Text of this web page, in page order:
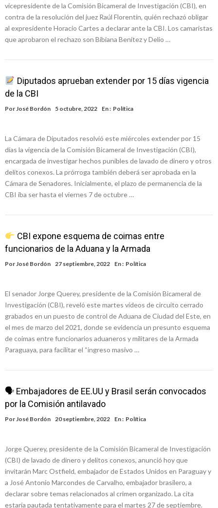
vicepresidente de la Comisión Bicameral de Investigación (CBI), en
contra de la resolución del juez Raúl Florentín, quién rechazó obligar
al expresidente Horacio Cartes a declarar ante la CBI. Los camaristas
que aprobaron el rechazo son Bibiana Benítez y Delio …
Diputados aprueban extender por 15 días vigencia
de la CBI
PorJosé Bordón 5 octubre, 2022 En : Política
La Cámara de Diputados resolvió este miércoles extender por 15
días la vigencia de la Comisión Bicameral de Investigación (CBI),
encargada de investigar hechos punibles de lavado de dinero y otros
delitos conexos. La prórroga también deberá ser aprobada en la
Cámara de Senadores. Inicialmente, el plazo de permanencia de la
CBI iba ser hasta el viernes 7 de octubre …
CBI expone esquema de coimas entre
funcionarios de la Aduana y la Armada
PorJosé Bordón 27 septiembre, 2022 En : Política
El senador Jorge Querey, presidente de la Comisión Bicameral de
Investigación (CBI), reveló este martes videos de circuito cerrado
grabados en un puesto de control de Aduana de Ciudad del Este, en
el mes de marzo del 2021, donde se evidencia un presunto esquema
de coimas entre funcionarios aduaneros y militares de la Armada
Paraguaya, para facilitar el “ingreso masivo …
🗣 Embajadores de EE.UU y Brasil serán convocados
por la Comisión antilavado
PorJosé Bordón 20 septiembre, 2022 En : Política
Jorge Querey, presidente de la Comisión Bicameral de Investigación
(CBI) de lavado de dinero y delitos conexos, anunció hoy que
invitarán Marc Ostfield, embajador de Estados Unidos en Paraguay y
a José Antonio Marcondes de Carvalho, embajador brasilero, a
declarar sobre temas relacionados al crimen organizado. La cita
estaría pautada tentativamente para el martes 27 de septiembre.